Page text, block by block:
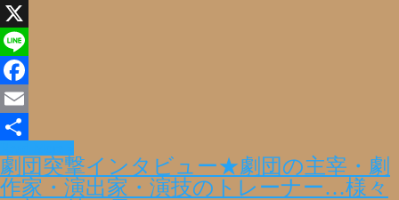
X
Line
Facebook
Email
共
有
劇団突撃インタビュー★劇団の主宰・劇
作家・演出家・演技のトレーナー…様々